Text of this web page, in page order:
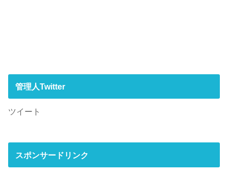
管理人Twitter
ツイート
スポンサードリンク